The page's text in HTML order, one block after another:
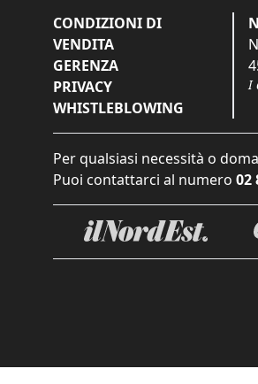
CONDIZIONI DI
VENDITA
GERENZA
PRIVACY
WHISTLEBLOWING
I
Per qualsiasi necessità o
Puoi contattarci al numero 02